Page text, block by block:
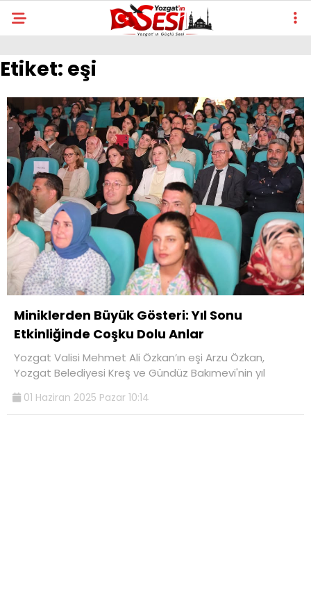
Etiket: eşi
Miniklerden Büyük Gösteri: Yıl Sonu
Etkinliğinde Coşku Dolu Anlar
Yozgat Valisi Mehmet Ali Özkan’ın eşi Arzu Özkan,
Yozgat Belediyesi Kreş ve Gündüz Bakımevi'nin yıl
01 Haziran 2025 Pazar 10:14